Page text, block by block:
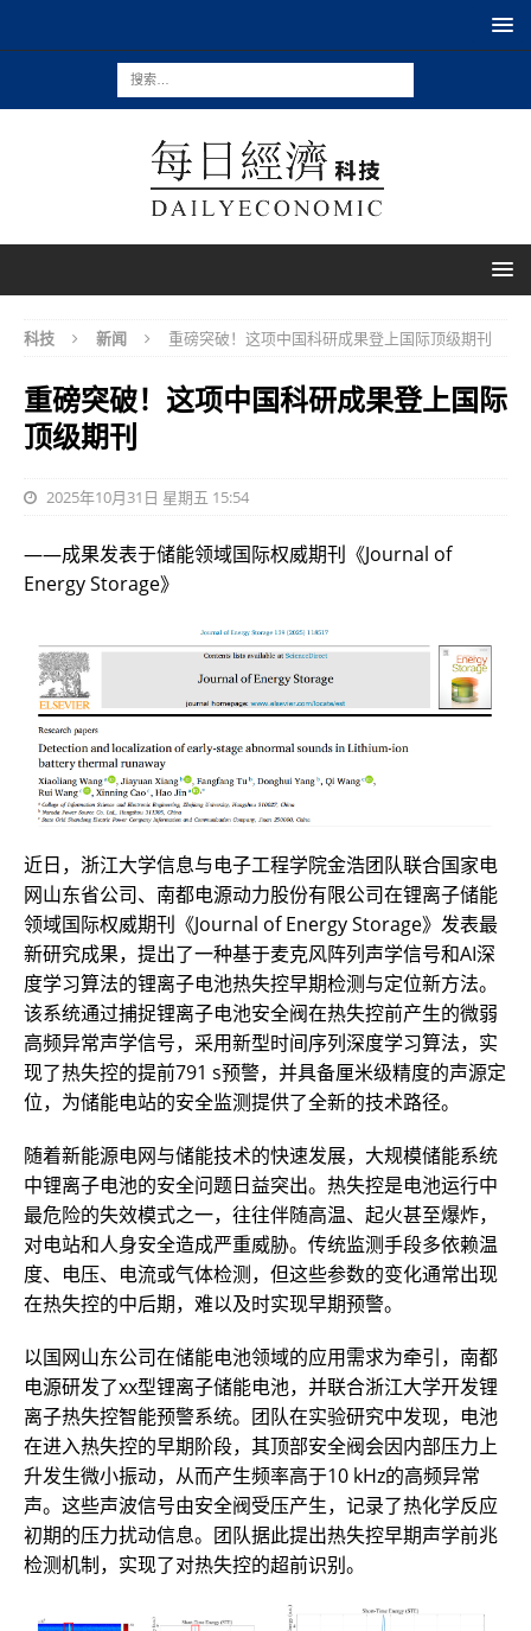
科技 新闻 重磅突破！这项中国科研成果登上国际顶级期刊
重磅突破！这项中国科研成果登上国际
顶级期刊
2025年10月31日 星期五 15:54
——成果发表于储能领域国际权威期刊《Journal of
Energy Storage》
近日，浙江大学信息与电子工程学院金浩团队联合国家电
网山东省公司、南都电源动力股份有限公司在锂离子储能
领域国际权威期刊《Journal of Energy Storage》发表最
新研究成果，提出了一种基于麦克风阵列声学信号和AI深
度学习算法的锂离子电池热失控早期检测与定位新方法。
该系统通过捕捉锂离子电池安全阀在热失控前产生的微弱
高频异常声学信号，采用新型时间序列深度学习算法，实
现了热失控的提前791 s预警，并具备厘米级精度的声源定
位，为储能电站的安全监测提供了全新的技术路径。
随着新能源电网与储能技术的快速发展，大规模储能系统
中锂离子电池的安全问题日益突出。热失控是电池运行中
最危险的失效模式之一，往往伴随高温、起火甚至爆炸，
对电站和人身安全造成严重威胁。传统监测手段多依赖温
度、电压、电流或气体检测，但这些参数的变化通常出现
在热失控的中后期，难以及时实现早期预警。
以国网山东公司在储能电池领域的应用需求为牵引，南都
电源研发了xx型锂离子储能电池，并联合浙江大学开发锂
离子热失控智能预警系统。团队在实验研究中发现，电池
在进入热失控的早期阶段，其顶部安全阀会因内部压力上
升发生微小振动，从而产生频率高于10 kHz的高频异常
声。这些声波信号由安全阀受压产生，记录了热化学反应
初期的压力扰动信息。团队据此提出热失控早期声学前兆
检测机制，实现了对热失控的超前识别。